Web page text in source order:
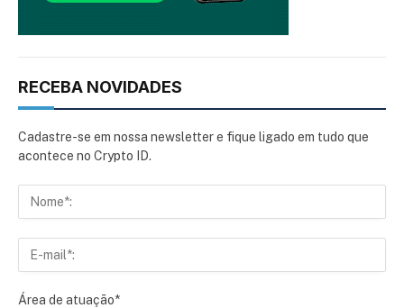
RECEBA NOVIDADES
Cadastre-se em nossa newsletter e fique ligado em tudo que
acontece no Crypto ID.
Área de atuação*